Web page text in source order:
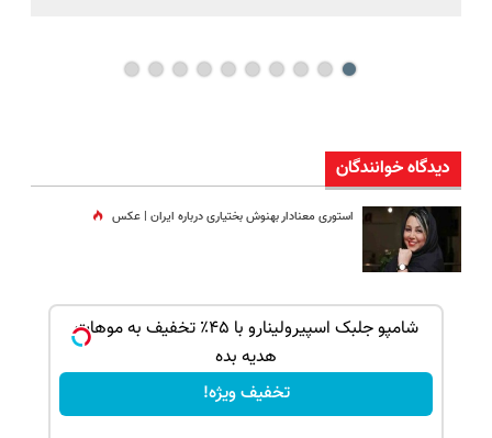
دیدگاه خوانندگان
استوری معنادار بهنوش بختیاری درباره ایران | عکس
شامپو جلبک اسپیرولینارو با ۴۵٪ تخفیف به موهات
هدیه بده
تخفیف ویژه!